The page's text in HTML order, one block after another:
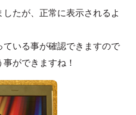
たが、正常に表示されるよ
いる事が確認できますので
ができますね！